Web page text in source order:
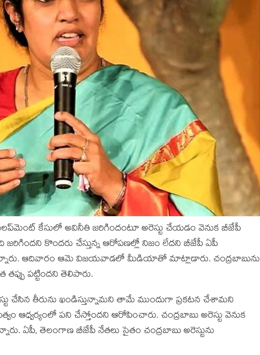
కేసులో అవినీతి జ‌రిగిందంటూ అరెస్టు చేయ‌డం వెనుక బీజేపీ
జ‌రిగింద‌ని కొంద‌రు చేస్తున్న ఆరోప‌ణ‌ల్లో నిజం లేద‌ని బీజేపీ ఏపీ
అన్నారు. ఆదివారం ఆమె విజ‌య‌వాడ‌లో మీడియాతో మాట్లాడారు. చంద్రబాబును
పట్టిందని తెలిపారు.
చేసిన తీరును ఖండిస్తున్నామని తామే ముందుగా ప్రకటన చేశామని
ఆధ్వర్యంలో పని చేస్తోందని ఆరోపించారు. చంద్రబాబు అరెస్టు వెనుక
ఏపీ, తెలంగాణ బీజేపీ నేతలు సైతం చంద్రబాబు అరెస్టును